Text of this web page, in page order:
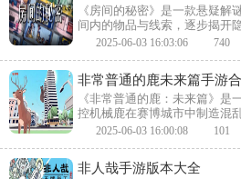
《房间的秘密》是一款悬疑解
间内的物品与线索，逐步揭开
与环环相扣的谜题设计，结合
2025-06-03 16:03:06 740
非常普通的鹿未来篇手游
《非常普通的鹿：未来篇》是
控机械鹿在赛博城市中制造混
跃、激光角等能力，破坏或拯
2025-06-03 16:00:08 101
非人哉手游版本大全